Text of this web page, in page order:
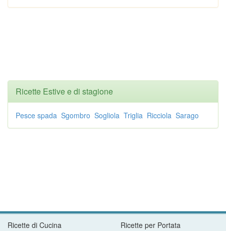
Ricette Estive e di stagione
Pesce spada Sgombro Sogliola Triglia Ricciola Sarago
Ricette di Cucina
Ricette per Portata